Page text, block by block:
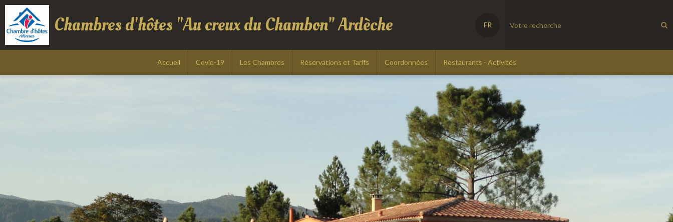
Chambres d'hôtes "Au creux du Chambon" Ardèche FR
Accueil Covid-19 Les Chambres Réservations et Tarifs Coordonnées Restaurants - Activités